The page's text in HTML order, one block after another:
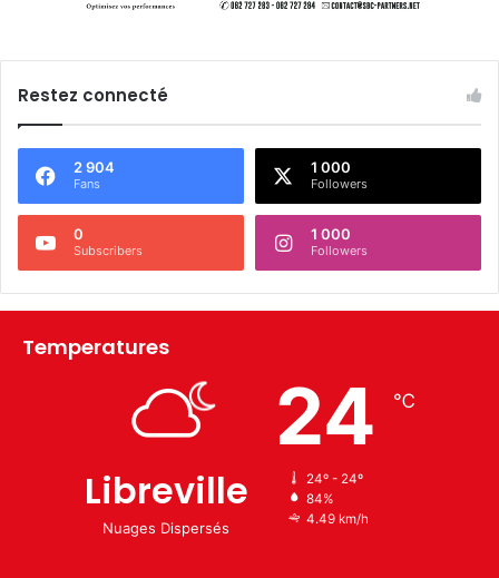
Restez connecté
2 904
Fans
1 000
Followers
0
Subscribers
1 000
Followers
Temperatures
Libreville
Nuages Dispersés
24 ℃
24º - 24º
84%
4.49 km/h